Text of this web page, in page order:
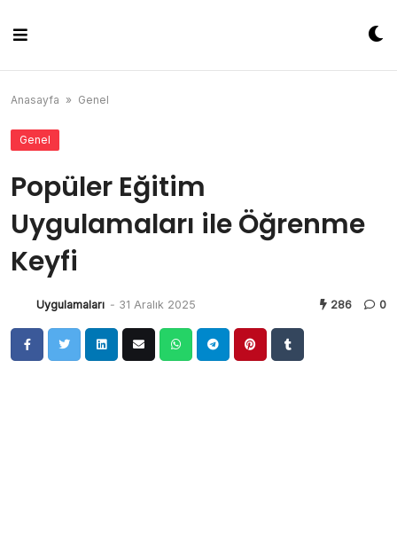
content
Anasayfa » Genel
Genel
Popüler Eğitim
Uygulamaları ile Öğrenme
Keyfi
Uygulamaları - 31 Aralık 2025 286 0